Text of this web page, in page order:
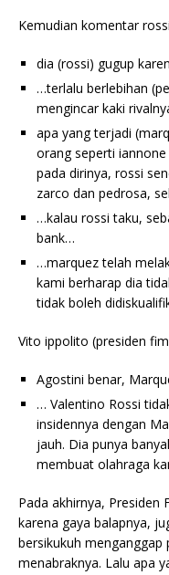
Kemudian komentar
dia (rossi) gugup
…terlalu berlebihan
mengincar kaki
apa yang terjadi
orang seperti
pada dirinya, rossi
zarco dan pedrosa,
…kalau rossi taku,
bank…
…marquez telah
kami berharap dia
tidak boleh
Vito ippolito (presiden
Agostini benar,
… Valentino Rossi
insidennya dengan
jauh. Dia punya
membuat olahraga
Pada akhirnya, Presiden
karena gaya balapnya,
bersikukuh menganggap
menabraknya. Lalu apa